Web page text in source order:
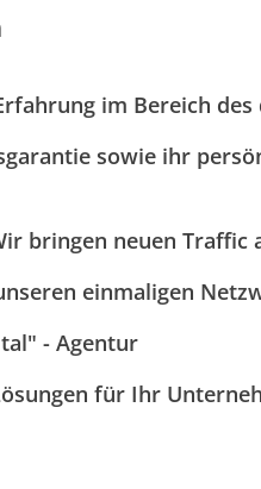
im Bereich
sowie ihr
bringen neuen
einmaligen
- Agentur
für Ihr